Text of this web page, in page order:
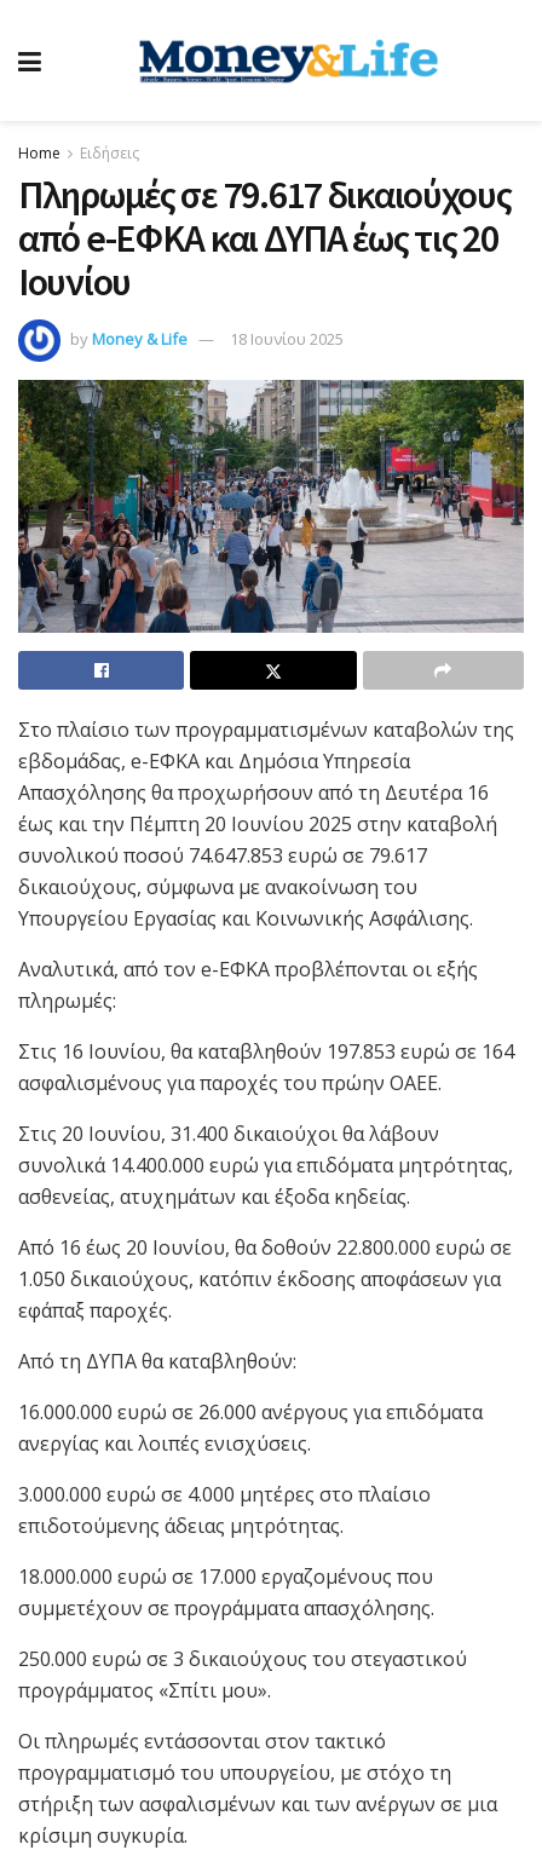
Home Ειδήσεις
Πληρωμές σε 79.617 δικαιούχους
από e-ΕΦΚΑ και ΔΥΠΑ έως τις 20
Ιουνίου
byMoney & Life 18 Ιουνίου 2025
Στο πλαίσιο των προγραμματισμένων καταβολών της
εβδομάδας, e-ΕΦΚΑ και Δημόσια Υπηρεσία
Απασχόλησης θα προχωρήσουν από τη Δευτέρα 16
έως και την Πέμπτη 20 Ιουνίου 2025 στην καταβολή
συνολικού ποσού 74.647.853 ευρώ σε 79.617
δικαιούχους, σύμφωνα με ανακοίνωση του
Υπουργείου Εργασίας και Κοινωνικής Ασφάλισης.
Αναλυτικά, από τον e-ΕΦΚΑ προβλέπονται οι εξής
πληρωμές:
Στις 16 Ιουνίου, θα καταβληθούν 197.853 ευρώ σε 164
ασφαλισμένους για παροχές του πρώην ΟΑΕΕ.
Στις 20 Ιουνίου, 31.400 δικαιούχοι θα λάβουν
συνολικά 14.400.000 ευρώ για επιδόματα μητρότητας,
ασθενείας, ατυχημάτων και έξοδα κηδείας.
Από 16 έως 20 Ιουνίου, θα δοθούν 22.800.000 ευρώ σε
1.050 δικαιούχους, κατόπιν έκδοσης αποφάσεων για
εφάπαξ παροχές.
Από τη ΔΥΠΑ θα καταβληθούν:
16.000.000 ευρώ σε 26.000 ανέργους για επιδόματα
ανεργίας και λοιπές ενισχύσεις.
3.000.000 ευρώ σε 4.000 μητέρες στο πλαίσιο
επιδοτούμενης άδειας μητρότητας.
18.000.000 ευρώ σε 17.000 εργαζομένους που
συμμετέχουν σε προγράμματα απασχόλησης.
250.000 ευρώ σε 3 δικαιούχους του στεγαστικού
προγράμματος «Σπίτι μου».
Οι πληρωμές εντάσσονται στον τακτικό
προγραμματισμό του υπουργείου, με στόχο τη
στήριξη των ασφαλισμένων και των ανέργων σε μια
κρίσιμη συγκυρία.